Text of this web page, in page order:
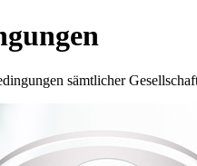
sämtlicher